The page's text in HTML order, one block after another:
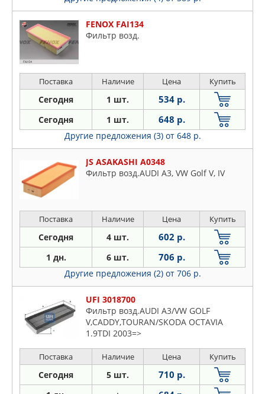
FENOX FAI134
Фильтр возд.
Поставка Наличие Цена Купить
Сегодня 1 шт. 534 р.
Сегодня 1 шт. 648 р.
Другие предложения (3) от 648 р.
JS ASAKASHI A0348
Фильтр возд.AUDI A3, VW Golf V, IV
Поставка Наличие Цена Купить
Сегодня 4 шт. 602 р.
1 дн. 6 шт. 706 р.
Другие предложения (2) от 706 р.
UFI 3018700
Фильтр возд.AUDI A3/VW GOLF
V,CADDY,TOURAN/SKODA OCTAVIA
1.9TDI 2003=>
Поставка Наличие Цена Купить
Сегодня 5 шт. 710 р.